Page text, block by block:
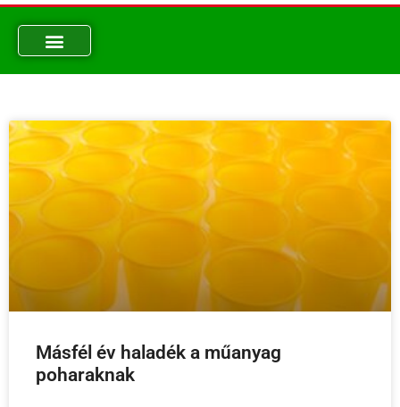
Másfél év haladék a műanyag
poharaknak